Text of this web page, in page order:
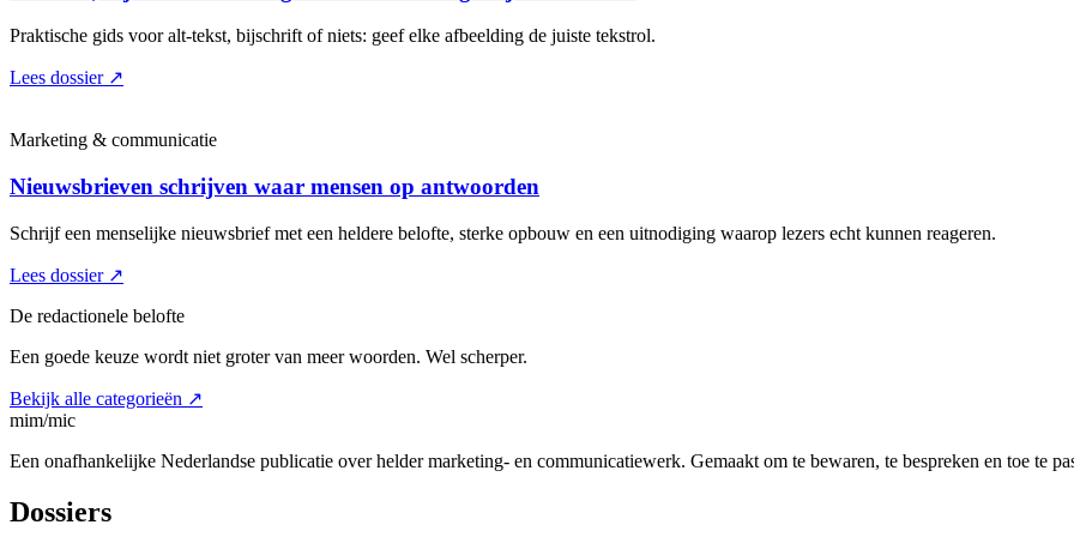
Praktische gids voor alt-tekst, bijschrift of niets: geef elke afbeelding de juiste tekstrol.
Lees dossier ↗
Marketing & communicatie
Nieuwsbrieven schrijven waar mensen op antwoorden
Schrijf een menselijke nieuwsbrief met een heldere belofte, sterke opbouw en een uitnodiging waarop lezers echt kunnen reageren.
Lees dossier ↗
De redactionele belofte
Een goede keuze wordt niet groter van meer woorden. Wel scherper.
Bekijk alle categorieën ↗
mim/mic
Een onafhankelijke Nederlandse publicatie over helder marketing- en communicatiewerk. Gemaakt om te bewaren, te bespreken en toe te
Dossiers